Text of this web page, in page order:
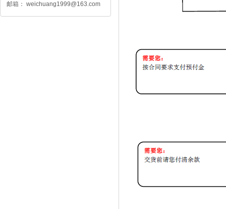
邮箱： weichuang1999@163.com